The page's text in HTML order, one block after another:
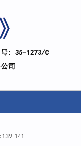
:139-141